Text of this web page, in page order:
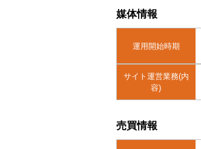
媒体情報
運用開始時期
サイト運営業務(内
容)
売買情報